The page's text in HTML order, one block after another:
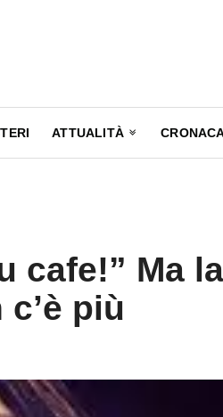
ATTUALITÀ
cafe!” Ma
più